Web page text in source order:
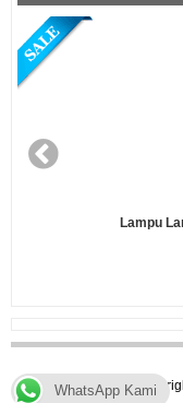
Lampu
WhatsApp Kami